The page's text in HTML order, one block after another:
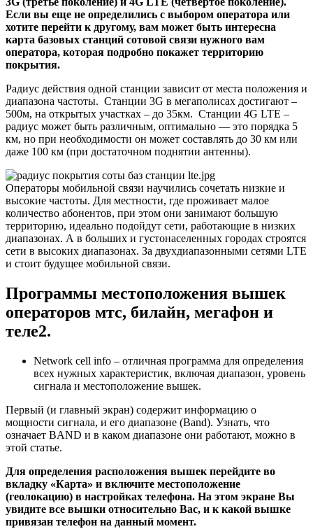
Если вы еще не определились с выбором оператора или
хотите перейти к другому, вам может быть интересна
карта базовых станций сотовой связи нужного вам
оператора, которая подробно покажет территорию
покрытия.
Радиус действия одной станции зависит от места положения и
диапазона частоты. Станции 3G в мегаполисах достигают –
500м, на открытых участках – до 35км. Станции 4G LTE –
радиус может быть различным, оптимально — это порядка 5
км, но при необходимости он может составлять до 30 км или
даже 100 км (при достаточном поднятии антенны).
Операторы мобильной связи научились сочетать низкие и
высокие частоты. Для местности, где проживает малое
количество абонентов, при этом они занимают большую
территорию, идеально подойдут сети, работающие в низких
диапазонах. А в больших и густонаселенных городах строятся
сети в высоких диапазонах. За двухдиапазонными сетями LTE
и стоит будущее мобильной связи.
Программы местоположения вышек
операторов мтс, билайн, мегафон и
теле2.
Network cell info – отличная программа для определения
всех нужных характеристик, включая диапазон, уровень
сигнала и местоположение вышек.
Первый (и главный экран) содержит информацию о
мощности сигнала, и его диапазоне (Band). Узнать, что
означает BAND и в каком диапазоне они работают, можно в
этой статье.
Для определения расположения вышек перейдите во
вкладку «Карта» и включите местоположение
(геолокацию) в настройках телефона. На этом экране Вы
увидите все вышки относительно Вас, и к какой вышке
привязан телефон на данный момент.